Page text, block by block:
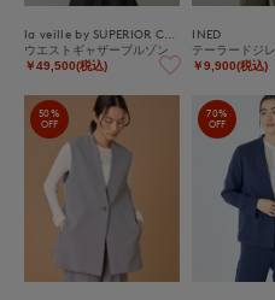
ウエストギャザーブルゾン
￥49,500(税込)
INED
テーラードジレ
￥9,900(税込)
50%
OFF
70%
OFF